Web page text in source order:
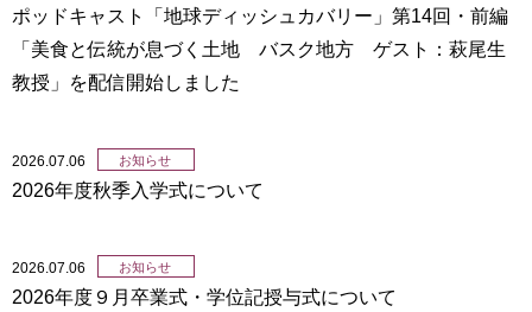
ポッドキャスト「地球ディッシュカバリー」第14回・前編
「美食と伝統が息づく土地 バスク地方 ゲスト：萩尾生
教授」を配信開始しました
2026.07.06 お知らせ
2026年度秋季入学式について
2026.07.06 お知らせ
2026年度９月卒業式・学位記授与式について